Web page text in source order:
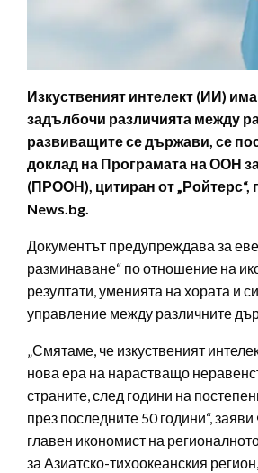
Изкуственият интелект (ИИ)
задълбочи различията между
развиващите се държави, се
доклад на Програмата на ООН
(ПРООН), цитиран от „Ройтерс“,
News.bg.
Документът предупреждава за
разминаване“ по отношение на
резултати, уменията на хората и
управление между различните
„Смятаме, че изкуственият
нова ера на нарастващо
страните, след години на
през последните 50 години“,
главен икономист на
за Азиатско-тихоокеанския